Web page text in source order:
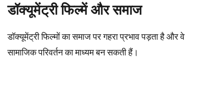
डॉक्यूमेंट्री फिल्में और समाज
डॉक्यूमेंट्री फिल्मों का समाज पर गहरा प्रभाव पड़ता है और वे
सामाजिक परिवर्तन का माध्यम बन सकती हैं।